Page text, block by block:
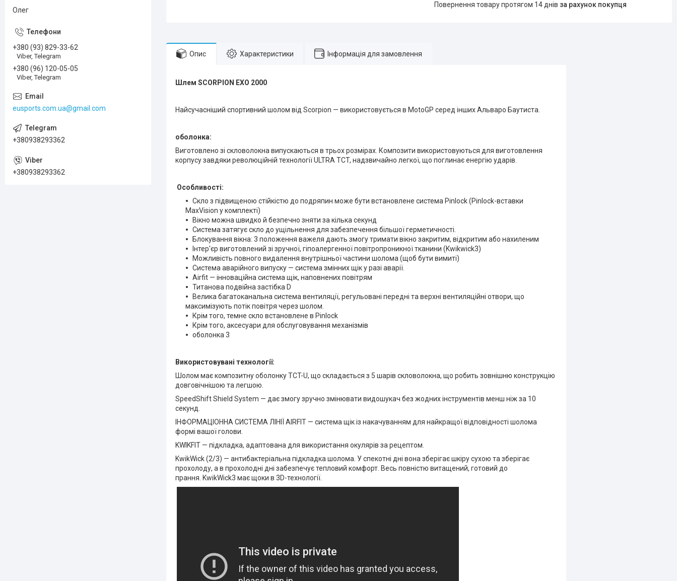
повернення товару протягом 14 днів за рахунок покупця
Опис Характеристики Інформація для замовлення
Шлем SCORPION EXO 2000
Найсучасніший спортивний шолом від Scorpion — використовується в MotoGP серед інших Альваро Баутиста.
оболонка:
Виготовлено зі скловолокна випускаються в трьох розмірах. Композити використовуються для виготовлення
корпусу завдяки революційній технології ULTRA TCT, надзвичайно легкої, що поглинає енергію ударів.
Особливості:
Скло з підвищеною стійкістю до подряпин може бути встановлене система Pinlock (Pinlock-вставки
MaxVision у комплекті)
Вікно можна швидко й безпечно зняти за кілька секунд
Система затягує скло до ущільнення для забезпечення більшої герметичності.
Блокування вікна: 3 положення важеля дають змогу тримати вікно закритим, відкритим або нахиленим
Інтер'єр виготовлений зі зручної, гіпоалергенної повітропроникної тканини (Kwikwick3)
Можливість повного видалення внутрішньої частини шолома (щоб бути вимиті)
Система аварійного випуску — система змінних щік у разі аварії.
Airfit — інноваційна система щік, наповнених повітрям
Титанова подвійна застібка D
Велика багатоканальна система вентиляції, регульовані передні та верхні вентиляційні отвори, що
максимізують потік повітря через шолом.
Крім того, темне скло встановлене в Pinlock
Крім того, аксесуари для обслуговування механізмів
оболонка 3
Використовувані технології:
Шолом має композитну оболонку TCT-U, що складається з 5 шарів скловолокна, що робить зовнішню конструкцію
довговічнішою та легшою.
SpeedShift Shield System — дає змогу зручно змінювати видошукач без жодних інструментів менш ніж за 10
секунд.
ІНФОРМАЦІОННА СИСТЕМА ЛІНІЇ AIRFIT — система щік із накачуванням для найкращої відповідності шолома
формі вашої голови.
KWIKFIT — підкладка, адаптована для використання окулярів за рецептом.
KwikWick (2/3) — антибактеріальна підкладка шолома. У спекотні дні вона зберігає шкіру сухою та зберігає
прохолоду, а в прохолодні дні забезпечує тепловий комфорт. Весь повністю витащений, готовий до
прання. KwikWick3 має щоки в 3D-технології.
Олег
+380 (93) 829-33-62
Viber, Telegram
+380 (96) 120-05-05
Viber, Telegram
eusports.com.ua@gmail.com
+380938293362
+380938293362